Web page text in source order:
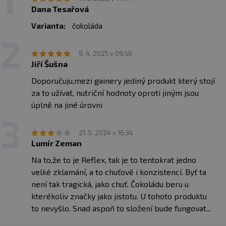
dávky denně) je One Stop XTREME naprostým unikátem
✅Bisglycinát zinečnatý, bisglycinát hořečnatý a
oves Avena Sativa
Současná legislativní opatření EU nám neumožňují
zkušenost Vám dá jednoznačnou odpověď..
enzymy
Probiotické kultury a komplex enzymů
Digezyme® napomáhá při trávení a vstřebávání živin.
Další složkou je BioPerine®, který zvyšuje využitelnost
Chrom
DeltaGold® tokotrienoly
Kreatin Creapure®
Glutaminové peptidy
10 000 mg
Betain bezvodý
Beta Alanin
L-Taurin
komplex enzymů Digezyme®
(alfa amyláza, neutrální proteáza,
celuláza, laktáza, lipáza)
145 mg
Cholin
100 mg
Dana Tesařová
Varianta: čokoláda
9. 4. 2025 v 09:56
Jiří Šušna
Doporučuju,mezi gainery jediný produkt který stojí
za to užívat, nutriční hodnoty oproti jiným jsou
úplně na jiné úrovni
21. 5. 2024 v 16:34
Lumír Zeman
Na to,že to je Reflex, tak je to tentokrat jedno
velké zklamání, a to chuťově i konzistencí. Byť ta
není tak tragická, jako chuť. Čokoládu beru u
kterékoliv značky jako jistotu. U tohoto produktu
to nevyšlo. Snad aspoň to složení bude fungovat...